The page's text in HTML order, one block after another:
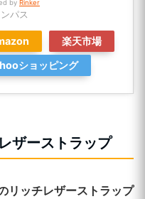
by Rinker
パス
楽天市場
ショッピング
ザーストラップ
リッチレザーストラップ